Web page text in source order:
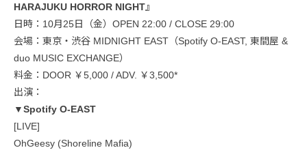
HARAJUKU HORROR NIGHT』
日時：10月25日（金）OPEN 22:00 / CLOSE 29:00
会場：東京・渋谷 MIDNIGHT EAST（Spotify O-EAST, 東間屋 &
duo MUSIC EXCHANGE）
料金：DOOR ￥5,000 / ADV. ￥3,500*
出演：
▼Spotify O-EAST
[LIVE]
OhGeesy (Shoreline Mafia)